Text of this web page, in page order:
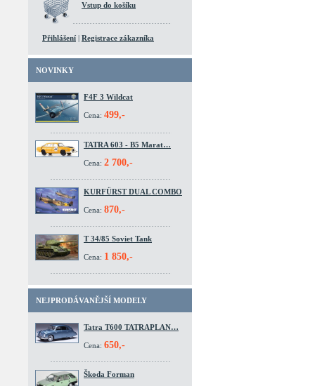
Vstup do košíku
Přihlášení | Registrace zákazníka
NOVINKY
F4F 3 Wildcat
Cena: 499,-
TATRA 603 - B5 Marat…
Cena: 2 700,-
KURFÜRST DUAL COMBO
Cena: 870,-
T 34/85 Soviet Tank
Cena: 1 850,-
NEJPRODÁVANĚJŠÍ MODELY
Tatra T600 TATRAPLAN…
Cena: 650,-
Škoda Forman